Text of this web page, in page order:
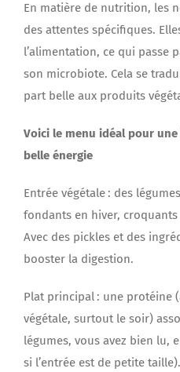
En matière de nutrition, les
des attentes spécifiques.
l’alimentation, ce qui passe
son microbiote. Cela se
part belle aux produits
Voici le menu idéal pour
belle énergie
Entrée végétale : des
fondants en hiver,
Avec des pickles et des
booster la digestion.
Plat principal : une protéine
végétale, surtout le soir)
légumes, vous avez bien lu,
si l’entrée est de petite taille).